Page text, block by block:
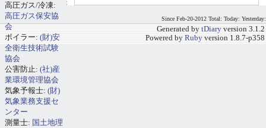
高圧ガス/冷凍:
高圧ガス保安協
会
ボイラー: (財)安
全衛生技術試験
協会
公害防止: (社)産
業環境管理協会
気象予報士: (財)
気象業務支援セ
ンター
測量士: 国土地理
Since Feb-20-2012 Total: Today: Yesterday:
Generated by tDiary version 3.1.2
Powered by Ruby version 1.8.7-p358